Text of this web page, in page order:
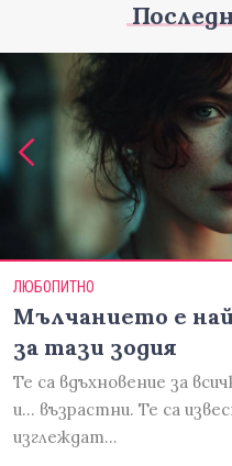
ЛЮБОПИТНО
Мълчанието е
за тази зодия
Те са вдъхновение за
и... възрастни. Те са
изглеждат…